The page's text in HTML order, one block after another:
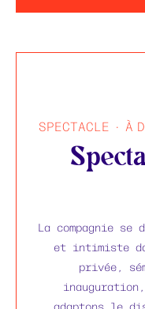
SPECTACLE · À
La compagnie
et intimiste
privée,
inauguration,
adaptons le